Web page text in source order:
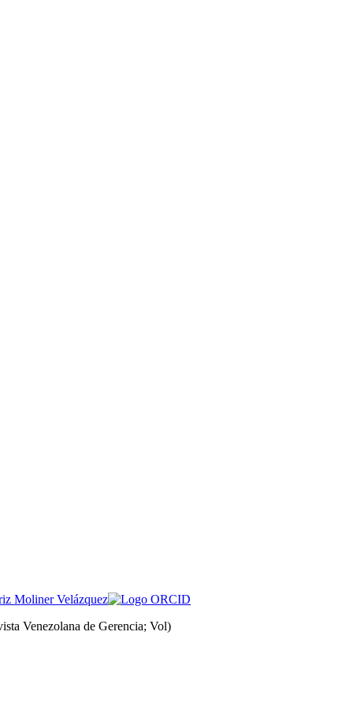
Moliner Velázquez
Venezolana de Gerencia; Vol)